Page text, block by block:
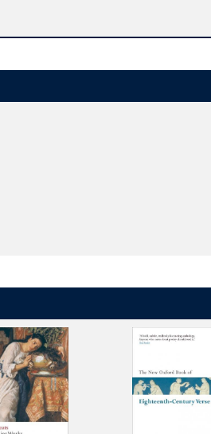
humour and irony, daring and
as
and notes give fascinating insight